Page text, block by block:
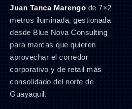
Juan Tanca Marengo de 7×2
metros iluminada, gestionada
desde Blue Nova Consulting
para marcas que quieren
aprovechar el corredor
corporativo y de retail más
consolidado del norte de
Guayaquil.